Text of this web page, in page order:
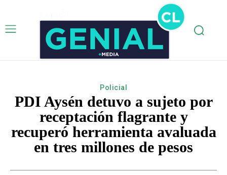
Policial
PDI Aysén detuvo a sujeto por
receptación flagrante y
recuperó herramienta avaluada
en tres millones de pesos